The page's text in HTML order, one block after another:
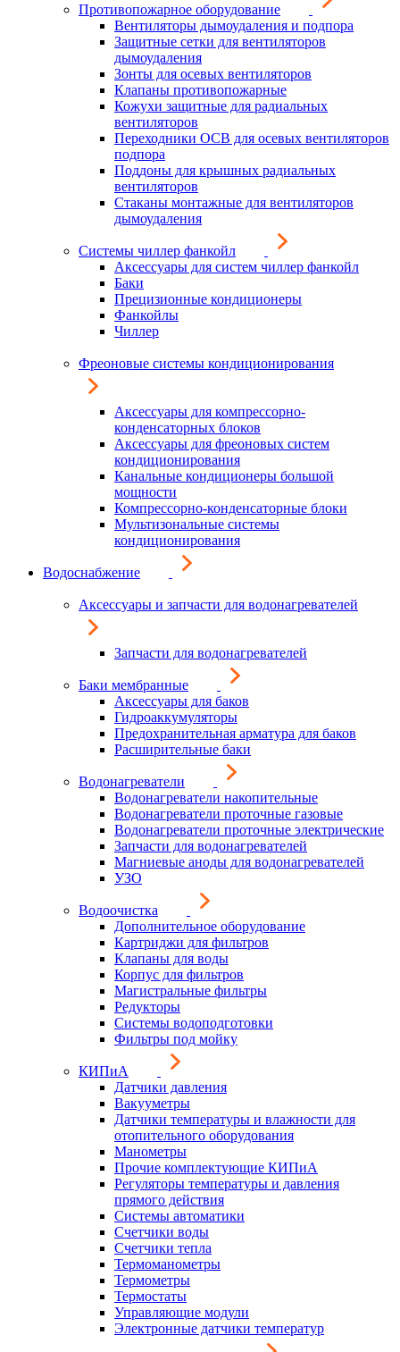
Противопожарное оборудование
Вентиляторы дымоудаления и подпора
Защитные сетки для вентиляторов
дымоудаления
Зонты для осевых вентиляторов
Клапаны противопожарные
Кожухи защитные для радиальных
вентиляторов
Переходники ОСВ для осевых вентиляторов
подпора
Поддоны для крышных радиальных
вентиляторов
Стаканы монтажные для вентиляторов
дымоудаления
Системы чиллер фанкойл
Аксессуары для систем чиллер фанкойл
Баки
Прецизионные кондиционеры
Фанкойлы
Чиллер
Фреоновые системы кондиционирования
Аксессуары для компрессорно-
конденсаторных блоков
Аксессуары для фреоновых систем
кондиционирования
Канальные кондиционеры большой
мощности
Компрессорно-конденсаторные блоки
Мультизональные системы
кондиционирования
Водоснабжение
Аксессуары и запчасти для водонагревателей
Запчасти для водонагревателей
Баки мембранные
Аксессуары для баков
Гидроаккумуляторы
Предохранительная арматура для баков
Расширительные баки
Водонагреватели
Водонагреватели накопительные
Водонагреватели проточные газовые
Водонагреватели проточные электрические
Запчасти для водонагревателей
Магниевые аноды для водонагревателей
УЗО
Водоочистка
Дополнительное оборудование
Картриджи для фильтров
Клапаны для воды
Корпус для фильтров
Магистральные фильтры
Редукторы
Системы водоподготовки
Фильтры под мойку
КИПиА
Датчики давления
Вакууметры
Датчики температуры и влажности для
отопительного оборудования
Манометры
Прочие комплектующие КИПиА
Регуляторы температуры и давления
прямого действия
Системы автоматики
Счетчики воды
Счетчики тепла
Термоманометры
Термометры
Термостаты
Управляющие модули
Электронные датчики температур